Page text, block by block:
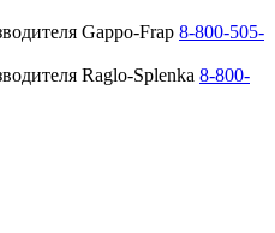
Gappo-Frap 8-800-505-
Raglo-Splenka 8-800-